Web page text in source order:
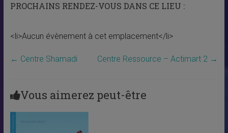
PROCHAINS RENDEZ-VOUS DANS CE LIEU :
<li>Aucun évènement à cet emplacement</li>
← Centre Shamadi Centre Ressource – Actimart 2 →
Vous aimerez peut-être